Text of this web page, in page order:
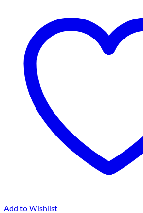
Add to Wishlist